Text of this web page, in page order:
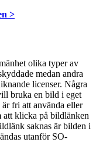
>
olika typer av
medan andra
licenser. Några
bruka en bild i eget
fri att använda eller
klicka på bildlänken
saknas är bilden i
utanför SO-